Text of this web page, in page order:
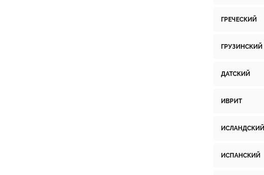
ГРЕЧЕСКИЙ
ГРУЗИНСКИЙ
ДАТСКИЙ
ИВРИТ
ИСЛАНДСКИЙ
ИСПАНСКИЙ